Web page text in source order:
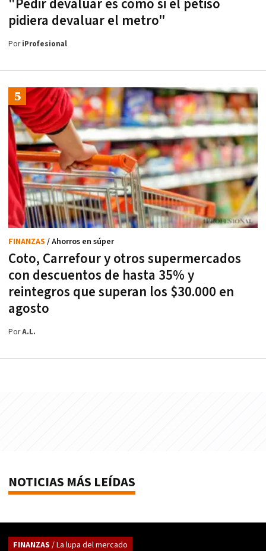
"Pedir devaluar es como si el petiso
pidiera devaluar el metro"
PoriProfesional
Coto, Carrefour y otros supermercados
con descuentos de hasta 35% y
reintegros que superan los $30.000 en
agosto
FINANZAS / Ahorros en súper
PorA.L.
NOTICIAS MÁS LEÍDAS
FINANZAS / La lupa del mercado